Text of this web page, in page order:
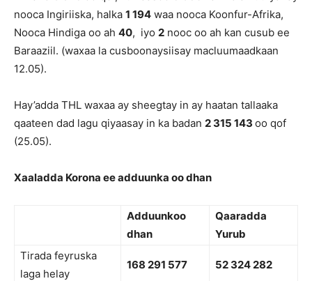
nooca Ingiriiska, halka 1 194 waa nooca Koonfur-Afrika,
Nooca Hindiga oo ah 40, iyo 2 nooc oo ah kan cusub ee
Baraaziil. (waxaa la cusboonaysiisay macluumaadkaan
12.05).
Hay’adda THL waxaa ay sheegtay in ay haatan tallaaka
qaateen dad lagu qiyaasay in ka badan 2 315 143 oo qof
(25.05).
Xaaladda Korona ee adduunka oo dhan
Adduunkoo
dhan
Qaaradda
Yurub
Tirada feyruska
laga helay
168 291 577 52 324 282